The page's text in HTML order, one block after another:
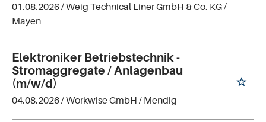
01.08.2026 /Weig Technical Liner GmbH & Co. KG/
Mayen
Elektroniker Betriebstechnik -
Stromaggregate / Anlagenbau
(m/w/d)
04.08.2026 /Workwise GmbH / Mendig